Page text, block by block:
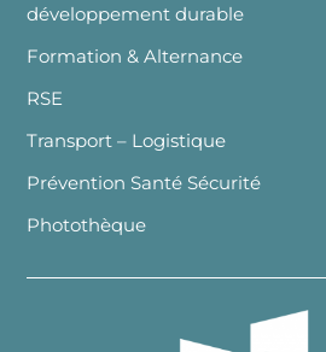
développement durable
Formation & Alternance
RSE
Transport – Logistique
Prévention Santé Sécurité
Photothèque